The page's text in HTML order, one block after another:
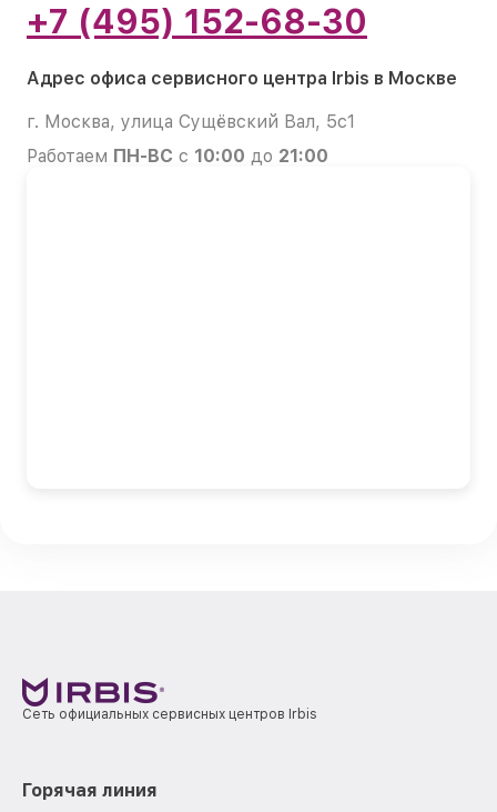
+7 (495) 152-68-30
Адрес офиса сервисного центра Irbis в Москве
г. Москва, улица Сущёвский Вал, 5с1
Работаем ПН-ВС с 10:00 до 21:00
Сеть официальных сервисных центров Irbis
Горячая линия